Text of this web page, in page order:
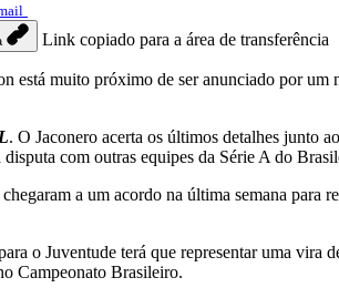
Link copiado para a área de transferência
está muito próximo de ser anunciado por um
. O Jaconero acerta os últimos detalhes junto
com outras equipes da Série A do
a um acordo na última semana para
o Juventude terá que representar uma vira
Campeonato Brasileiro.